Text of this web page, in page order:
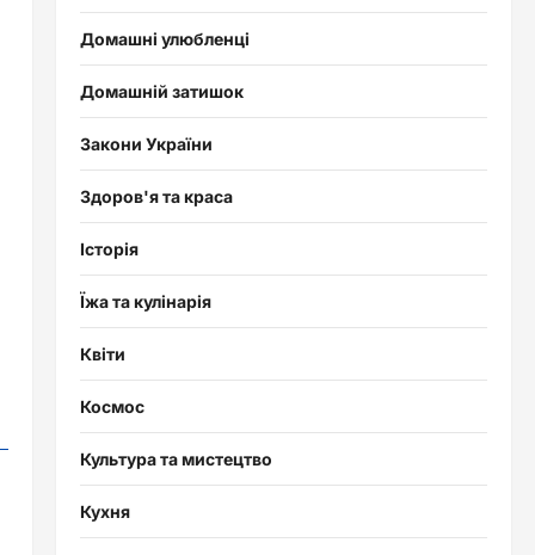
Домашні улюбленці
Домашній затишок
Закони України
Здоров'я та краса
Історія
Їжа та кулінарія
Квіти
Космос
Культура та мистецтво
Кухня